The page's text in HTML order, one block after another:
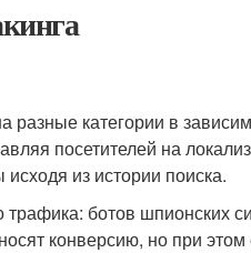
разные категории в
посетителей на
из истории поиска.
трафика: ботов шпионских
конверсию, но при